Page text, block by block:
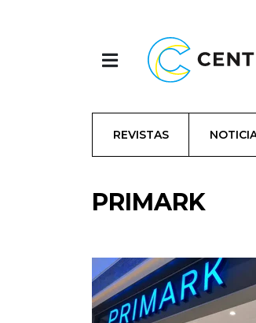
REVISTAS
PRIMARK